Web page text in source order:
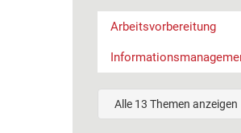
Arbeitsvorbereitung
Alle 13 Themen anzeigen